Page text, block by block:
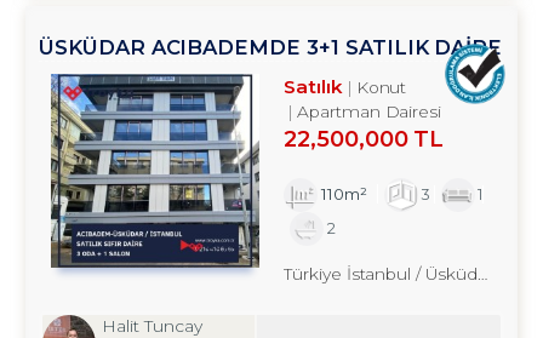
ÜSKÜDAR ACIBADEMDE 3+1 SATILIK DAİRE
TROYKADAN
Satılık
Konut
Apartman Dairesi
22,500,000 TL
110m² 3
1
2
Türkiye İstanbul / Üsküdar
Halit Tuncay